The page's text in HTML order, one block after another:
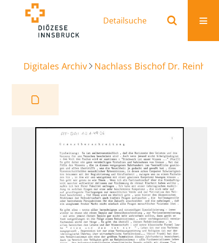
Detailsuche
Digitales Archiv Nachlass Bischof Dr.